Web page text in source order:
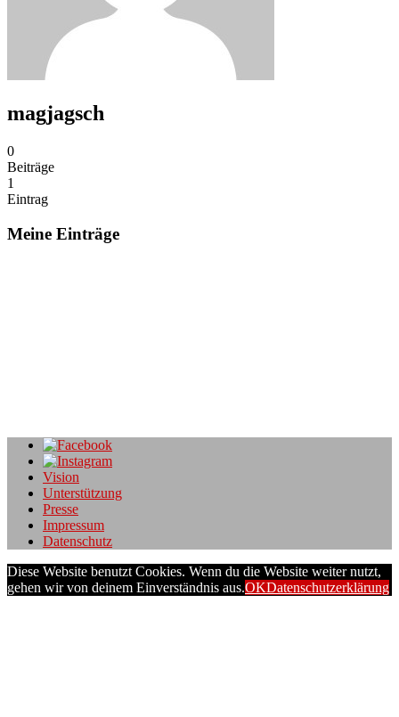
magjagsch
0
Beiträge
1
Eintrag
Meine Einträge
Vision
Unterstützung
Presse
Impressum
Datenschutz
Diese Website benutzt Cookies. Wenn du die Website weiter nutzt,
gehen wir von deinem Einverständnis aus.OKDatenschutzerklärung